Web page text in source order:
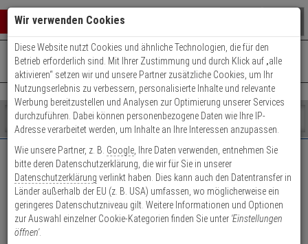
Warenkorb schließen
0 ARTIKEL IM WARENKORB
Ihr Warenkorb ist momentan leer.
Ergebnisse ()
Fertig
Shop
durchsuchen
Bitte
geben
Sie
mindestens
Zeichen
ein,
um
Es
wurde
noch
Kategorien
Suche
gestartet
+49 (0)821 899 493-0Mo. - Do.: 8:00 - 16:30 | Fr.: 8:00 - 14:00 Uhr
Kontaktservice nutzen
4. Wählen Sie mindestens eine Kamera für
Ihre Brandfrüherkennung!
Welche Vorteile bietet die EN54-zertifizierte
Brandfrüherkennung?
Die
Wir verwenden Cookies
Diese Website nutzt Cookies und ähnliche Technologien, die für den
Betrieb erforderlich sind. Mit Ihrer Zustimmung und durch Klick auf „alle
aktivieren“ setzen wir und unsere Partner zusätzliche Cookies, um Ihr
Nutzungserlebnis zu verbessern, personalisierte Inhalte und relevante
Werbung bereitzustellen und Analysen zur Optimierung unserer Services
durchzuführen. Dabei können personenbezogene Daten wie Ihre IP-
Adresse verarbeitet werden, um Inhalte an Ihre Interessen anzupassen.
Wie unsere Partner, z. B. Google , Ihre Daten verwenden, entnehmen Sie
bitte deren Datenschutzerklärung, die wir für Sie in unserer
Datenschutzerklärung verlinkt haben. Dies kann auch den Datentransfer in
Länder außerhalb der EU (z. B. USA) umfassen, wo möglicherweise ein
geringeres Datenschutzniveau gilt. Weitere Informationen und Optionen
zur Auswahl einzelner Cookie-Kategorien finden Sie unter 'Einstellungen
öffnen'.